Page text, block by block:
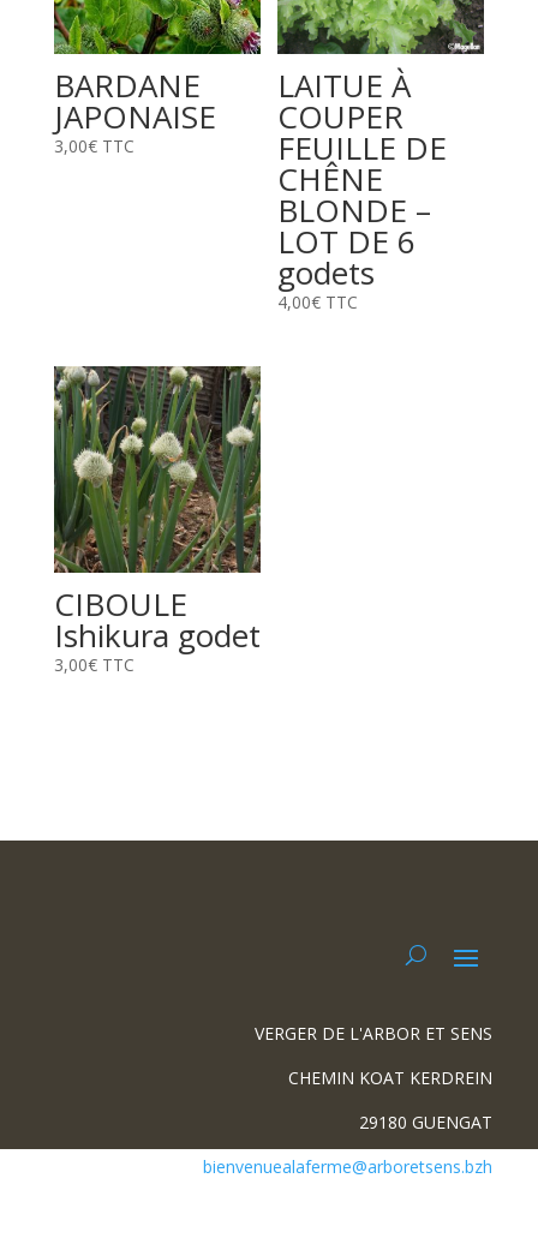
BARDANE
JAPONAISE
3,00€ TTC
LAITUE À
COUPER
FEUILLE DE
CHÊNE
BLONDE –
LOT DE 6
godets
4,00€ TTC
CIBOULE
Ishikura godet
3,00€ TTC
VERGER DE L'ARBOR ET SENS
CHEMIN KOAT KERDREIN
29180 GUENGAT
bienvenuealaferme@arboretsens.bzh